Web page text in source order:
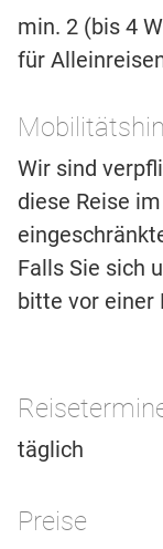
min. 2 (bis 4
für
Wir sind
diese Reise
Falls Sie sich
bitte vor einer
täglich
Preise